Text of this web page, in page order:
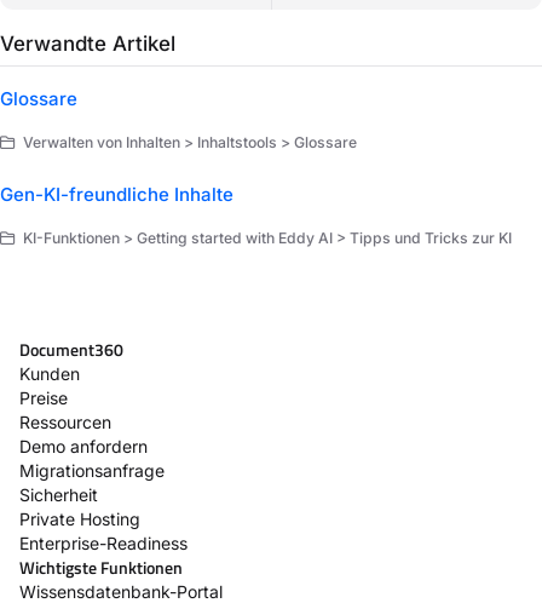
Verwandte Artikel
Glossare
Verwalten von Inhalten > Inhaltstools > Glossare
Gen-KI-freundliche Inhalte
KI-Funktionen > Getting started with Eddy AI > Tipps und Tricks zur KI
Document360
Kunden
Preise
Ressourcen
Demo anfordern
Migrationsanfrage
Sicherheit
Private Hosting
Enterprise-Readiness
Wichtigste Funktionen
Wissensdatenbank-Portal